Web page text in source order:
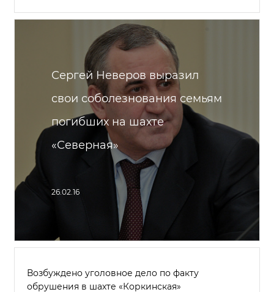
Сергей Неверов выразил
свои соболезнования семьям
погибших на шахте
«Северная»
26.02.16
Возбуждено уголовное дело по факту
обрушения в шахте «Коркинская»